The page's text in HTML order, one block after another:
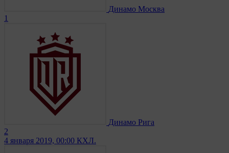
Динамо Москва
1
Динамо Рига
2
4 января 2019, 00:00 КХЛ.